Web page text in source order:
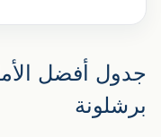
جدول أفضل
برشلونة